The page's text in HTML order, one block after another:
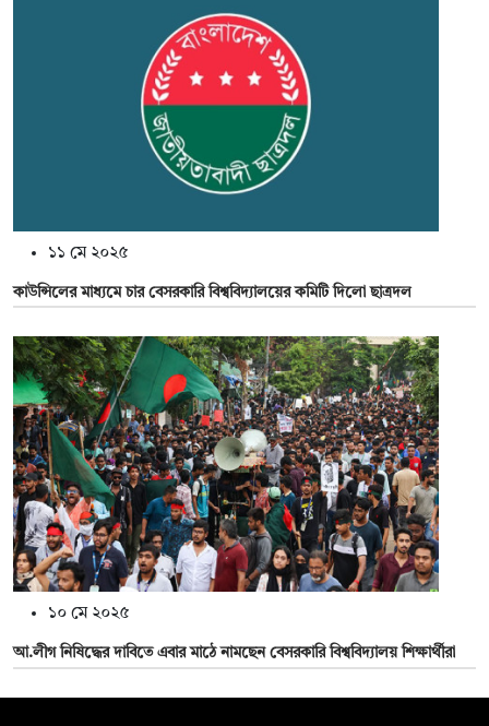
১১ মে ২০২৫
কাউন্সিলের মাধ্যমে চার বেসরকারি বিশ্ববিদ্যালয়ের কমিটি দিলো ছাত্রদল
১০ মে ২০২৫
আ.লীগ নিষিদ্ধের দাবিতে এবার মাঠে নামছেন বেসরকারি বিশ্ববিদ্যালয় শিক্ষার্থীরা